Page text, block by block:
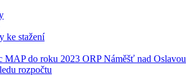
ke stažení
MAP do roku 2023 ORP Náměšť nad Oslavou
rozpočtu